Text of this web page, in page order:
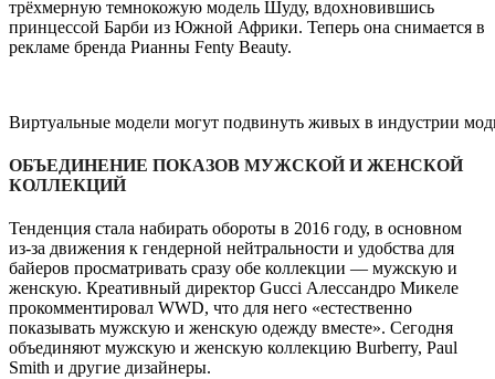
трёхмерную темнокожую модель Шуду, вдохновившись
принцессой Барби из Южной Африки. Теперь она снимается в
рекламе бренда Рианны Fenty Beauty.
Виртуальные модели могут подвинуть живых в индустрии
ОБЪЕДИНЕНИЕ ПОКАЗОВ МУЖСКОЙ И ЖЕНСКОЙ
КОЛЛЕКЦИЙ
Тенденция стала набирать обороты в 2016 году, в основном
из-за движения к гендерной нейтральности и удобства для
байеров просматривать сразу обе коллекции — мужскую и
женскую. Креативный директор Gucci Алессандро Микеле
прокомментировал WWD, что для него «естественно
показывать мужскую и женскую одежду вместе». Сегодня
объединяют мужскую и женскую коллекцию Burberry, Paul
Smith и другие дизайнеры.